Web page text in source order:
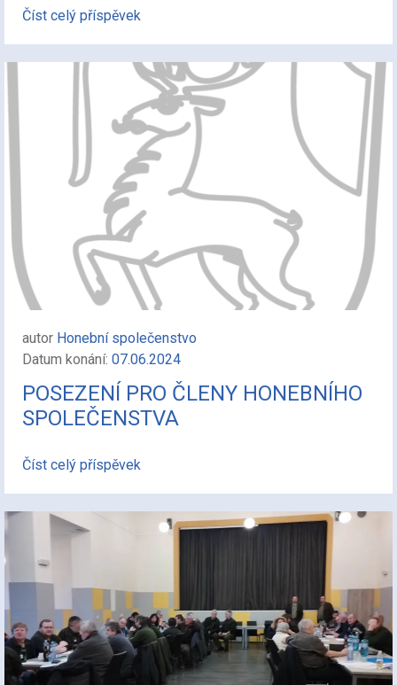
Číst celý příspěvek
autor Honební společenstvo
Datum konání: 07.06.2024
POSEZENÍ PRO ČLENY HONEBNÍHO
SPOLEČENSTVA
Číst celý příspěvek